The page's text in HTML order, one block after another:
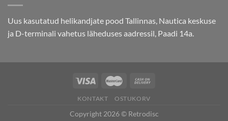
Uus kasutatud helikandjate pood Tallinnas, Nautica keskuse
ja D-terminali vahetus läheduses aadressil, Paadi 14a.
KONTAKT OSTUKORV
Copyright 2026 © Retrodisc